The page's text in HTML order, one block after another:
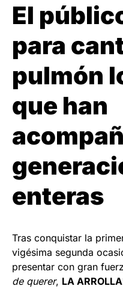
El
para
pulmón
que han
enteras
Tras conquistar la
vigésima segunda
presentar con gran
de querer, LA